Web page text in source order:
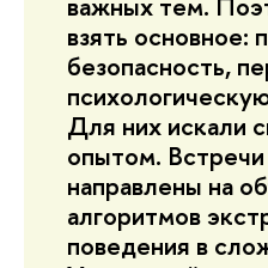
взять основное:
безопасность,
Для них искали
опытом.
направлены на
алгоритмов
поведения в